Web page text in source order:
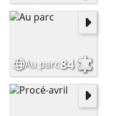
Au parc84